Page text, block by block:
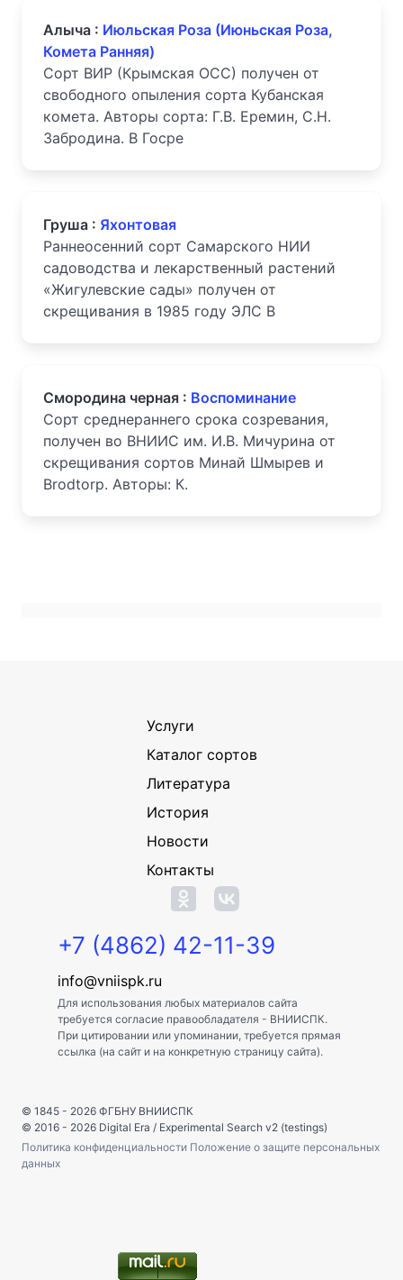
Алыча : Июльская Роза (Июньская Роза,
Комета Ранняя)
Сорт ВИР (Крымская ОСС) получен от
свободного опыления сорта Кубанская
комета. Авторы сорта: Г.В. Еремин, С.Н.
Забродина. В Госре
Груша : Яхонтовая
Раннеосенний сорт Самарского НИИ
садоводства и лекарственный растений
«Жигулевские сады» получен от
скрещивания в 1985 году ЭЛС В
Смородина черная : Воспоминание
Сорт среднераннего срока созревания,
получен во ВНИИС им. И.В. Мичурина от
скрещивания сортов Минай Шмырев и
Brodtorp. Авторы: К.
Услуги
Каталог сортов
Литература
История
Новости
Контакты
+7 (4862) 42-11-39
info@vniispk.ru
Для использования любых материалов сайта
требуется согласие правообладателя - ВНИИСПК.
При цитировании или упоминании, требуется прямая
ссылка (на сайт и на конкретную страницу сайта).
© 1845 - 2026 ФГБНУ ВНИИСПК
© 2016 - 2026 Digital Era / Experimental Search v2 (testings)
Политика конфиденциальности Положение о защите персональных
данных